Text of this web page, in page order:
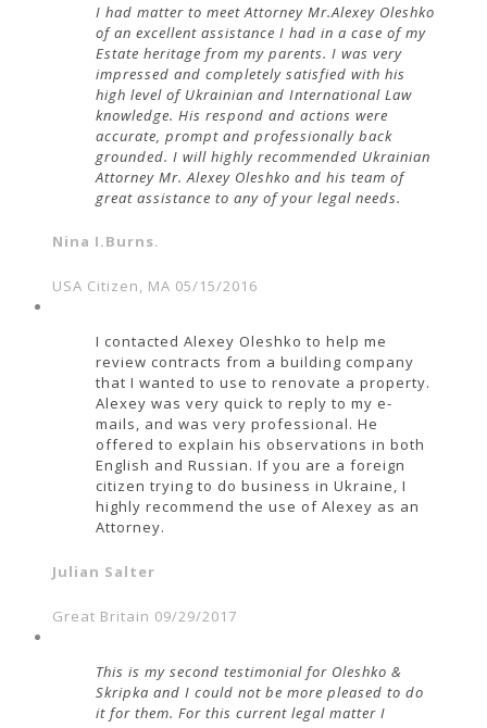
I had matter to meet Attorney Mr.Alexey Oleshko
of an excellent assistance I had in a case of my
Estate heritage from my parents. I was very
impressed and completely satisfied with his
high level of Ukrainian and International Law
knowledge. His respond and actions were
accurate, prompt and professionally back
grounded. I will highly recommended Ukrainian
Attorney Mr. Alexey Oleshko and his team of
great assistance to any of your legal needs.
Nina I.Burns.
USA Citizen, MA 05/15/2016
I contacted Alexey Oleshko to help me
review contracts from a building company
that I wanted to use to renovate a property.
Alexey was very quick to reply to my e-
mails, and was very professional. He
offered to explain his observations in both
English and Russian. If you are a foreign
citizen trying to do business in Ukraine, I
highly recommend the use of Alexey as an
Attorney.
Julian Salter
Great Britain 09/29/2017
This is my second testimonial for Oleshko &
Skripka and I could not be more pleased to do
it for them. For this current legal matter I